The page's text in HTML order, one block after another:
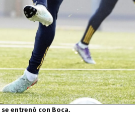
se entrenó con Boca.